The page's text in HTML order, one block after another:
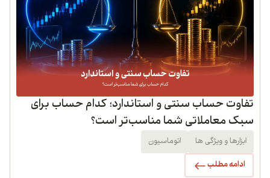
تفاوت حساب سنتی و استاندارد؛ کدام حساب برای
سبک معاملاتی شما مناسب‌تر است؟
ابزارها و ویژگی ها اتوماسیون
ادامه مطلب